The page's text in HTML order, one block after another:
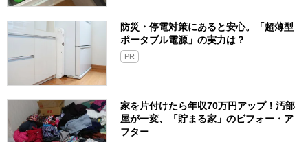
防災・停電対策にあると安心。「超薄型
ポータブル電源」の実力は？​
PR
家を片付けたら年収70万円アップ！汚部
屋が一変、「貯まる家」のビフォー・ア
フター